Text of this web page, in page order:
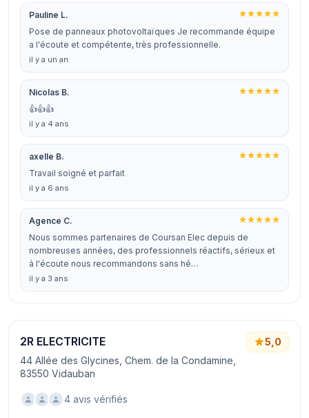
Pauline L.
Pose de panneaux photovoltaïques Je recommande équipe
a l'écoute et compétente, très professionnelle.
il y a un an
Nicolas B.
👍👍👍
il y a 4 ans
axelle B.
Travail soigné et parfait
il y a 6 ans
Agence C.
Nous sommes partenaires de Coursan Elec depuis de
nombreuses années, des professionnels réactifs, sérieux et
à l'écoute nous recommandons sans hé…
il y a 3 ans
2R ELECTRICITE
44 Allée des Glycines, Chem. de la Condamine,
83550 Vidauban
5,0
4 avis vérifiés